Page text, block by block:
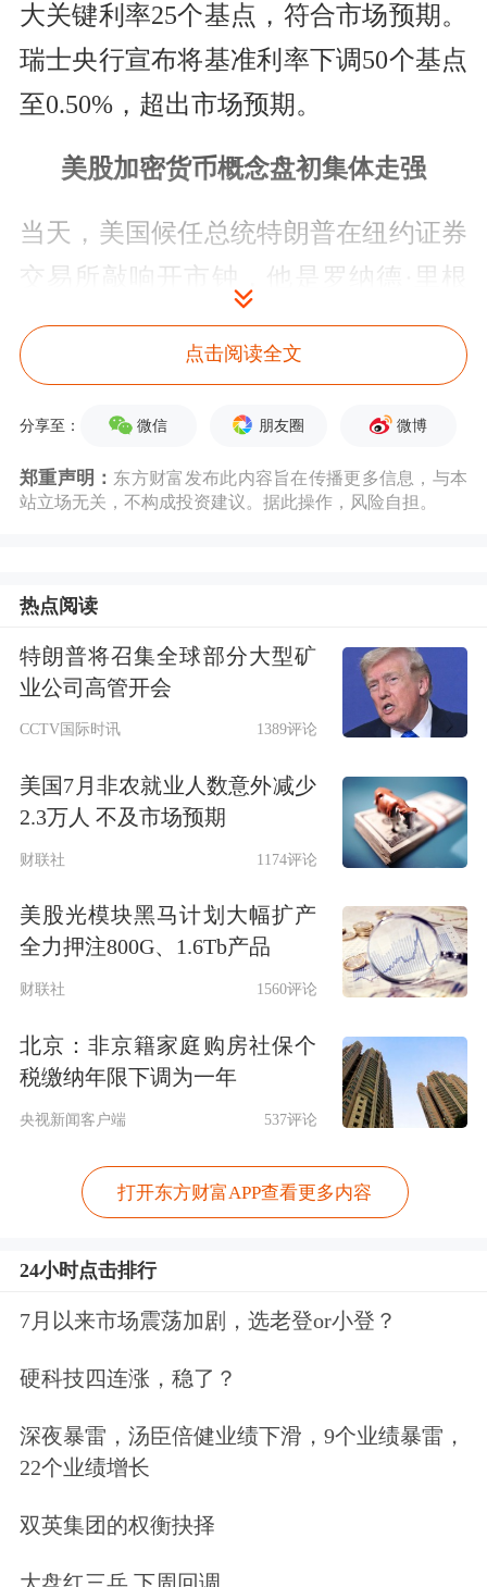
大关键利率25个基点，符合市场预期。
瑞士央行宣布将基准利率下调50个基点
至0.50%，超出市场预期。
美股加密货币概念盘初集体走强
当天，美国候任总统特朗普在纽约证券
交易所敲响开市钟，他是罗纳德·里根
之后首位在纽交所“敲钟”的候任总统。
特朗普表示，将在加密货币领域做一些
伟大的事情。
受到该消息影响，美股加密货币概念盘
5%，嘉楠科技
涨逾3%。
纳斯达克中国金龙指数 一度涨超1%
中概股盘初走高，纳斯达克中国金龙指
数一度涨超1%。
超2%， 百度、金山云等涨超1%。新能
1%。
点击阅读全文
分享至： 微信 朋友圈 微博
郑重声明： 东方财富发布此内容旨在传播更多信息，与本
站立场无关，不构成投资建议。据此操作，风险自担。
热点阅读
特朗普将召集全球部分大型矿
业公司高管开会
CCTV国际时讯 1389评论
美国7月非农就业人数意外减少
2.3万人 不及市场预期
财联社 1174评论
美股光模块黑马计划大幅扩产
全力押注800G、1.6Tb产品
财联社 1560评论
北京：非京籍家庭购房社保个
税缴纳年限下调为一年
央视新闻客户端 537评论
打开东方财富APP查看更多内容
24小时点击排行
7月以来市场震荡加剧，选老登or小登？
硬科技四连涨，稳了？
深夜暴雷，汤臣倍健业绩下滑，9个业绩暴雷，
22个业绩增长
双英集团的权衡抉择